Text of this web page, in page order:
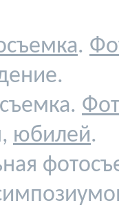
.
юбилей.